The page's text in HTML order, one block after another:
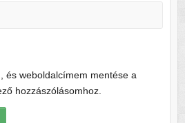
és weboldalcímem mentése a
hozzászólásomhoz.